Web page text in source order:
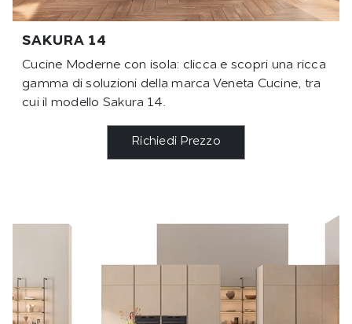
SAKURA 14
Cucine Moderne con isola: clicca e scopri una ricca
gamma di soluzioni della marca Veneta Cucine, tra
cui il modello Sakura 14.
Richiedi Prezzo